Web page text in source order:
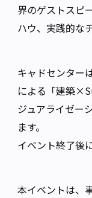
界のゲストスピ
ハウ、実践的な
キャドセンター
による「建築
ジュアライゼー
ます。
イベント終了後
本イベントは、